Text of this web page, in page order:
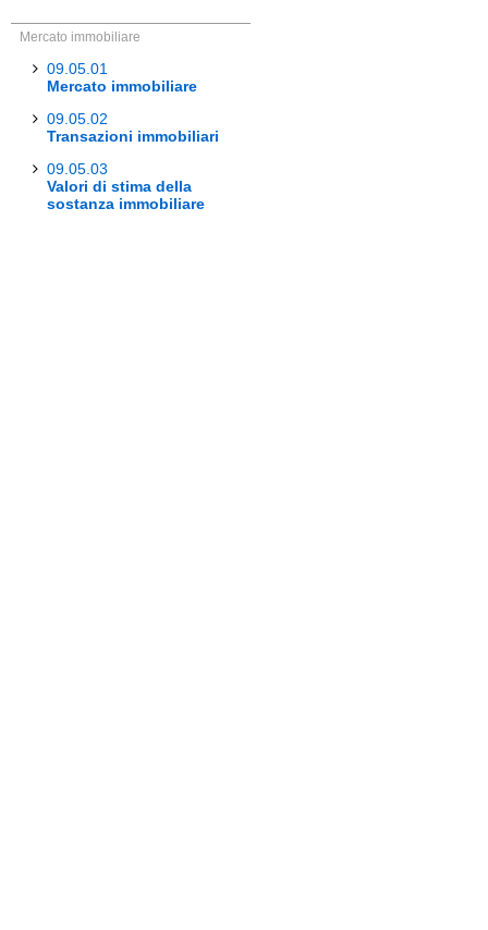
Mercato immobiliare
09.05.01
Mercato immobiliare
09.05.02
Transazioni immobiliari
09.05.03
Valori di stima della
sostanza immobiliare